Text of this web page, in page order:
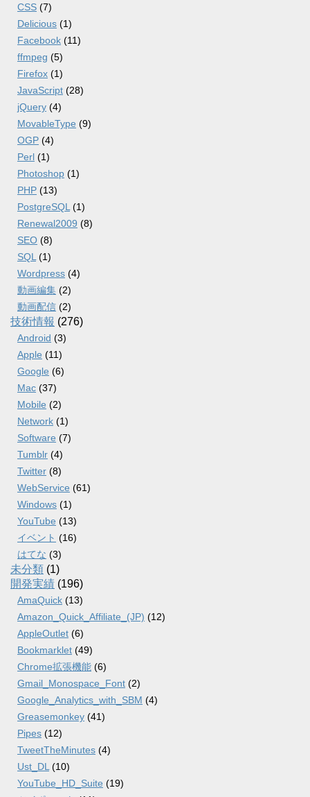
CSS (7)
Delicious (1)
Facebook (11)
ffmpeg (5)
Firefox (1)
JavaScript (28)
jQuery (4)
MovableType (9)
OGP (4)
Perl (1)
Photoshop (1)
PHP (13)
PostgreSQL (1)
Renewal2009 (8)
SEO (8)
SQL (1)
Wordpress (4)
動画編集 (2)
動画配信 (2)
技術情報 (276)
Android (3)
Apple (11)
Google (6)
Mac (37)
Mobile (2)
Network (1)
Software (7)
Tumblr (4)
Twitter (8)
WebService (61)
Windows (1)
YouTube (13)
イベント (16)
はてな (3)
未分類 (1)
開発実績 (196)
AmaQuick (13)
Amazon_Quick_Affiliate_(JP) (12)
AppleOutlet (6)
Bookmarklet (49)
Chrome拡張機能 (6)
Gmail_Monospace_Font (2)
Google_Analytics_with_SBM (4)
Greasemonkey (41)
Pipes (12)
TweetTheMinutes (4)
Ust_DL (10)
YouTube_HD_Suite (19)